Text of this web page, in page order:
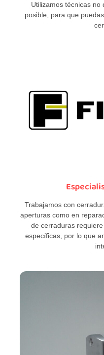
Utilizamos técnicas no
posible, para que
Trabajamos con
aperturas como en
de cerraduras
específicas, por lo que